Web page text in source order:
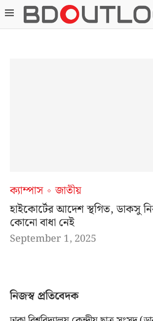
ক্যাম্পাস
জাতীয়
হাইকোর্টের আদেশ স্থগিত, ডাকসু
কোনো বাধা নেই
September 1, 2025
নিজস্ব প্রতিবেদক